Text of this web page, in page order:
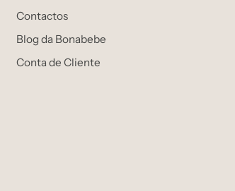
Contactos
Blog da Bonabebe
Conta de Cliente